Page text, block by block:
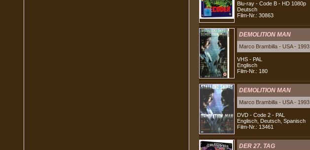
Blu-ray - Code B - HD 1080p
Deutsch
Film-Nr.: 30863
DEMOLITION MAN
Marco Brambilla - USA - 1993
VHS - PAL
Englisch
Film-Nr.: 180
DEMOLITION MAN
Marco Brambilla - USA - 1993
DVD - Code 2 - PAL
Englisch, Deutsch, Spanisch
Film-Nr.: 13461
DER 27. TAG